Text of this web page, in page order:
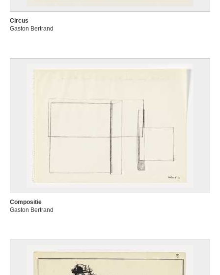
Circus
Gaston Bertrand
Compositie
Gaston Bertrand